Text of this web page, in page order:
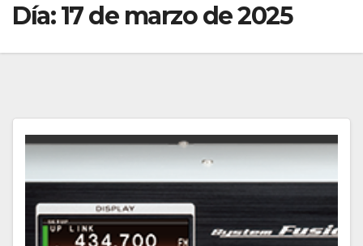
Día:17 de marzo de 2025